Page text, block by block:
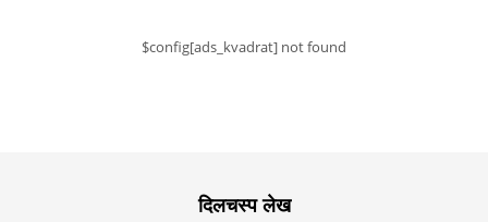
$config[ads_kvadrat] not found
दिलचस्प लेख